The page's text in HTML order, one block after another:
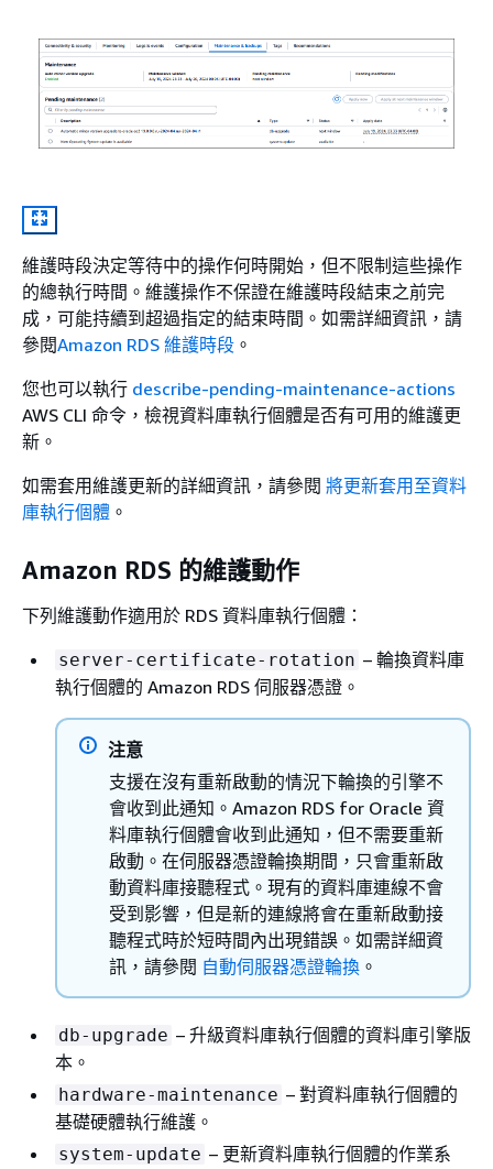
維護時段決定等待中的操作何時開始，但不限制這些操作
的總執行時間。維護操作不保證在維護時段結束之前完
成，可能持續到超過指定的結束時間。如需詳細資訊，請
參閱Amazon RDS 維護時段 。
您也可以執行 describe-pending-maintenance-actions
AWS CLI 命令，檢視資料庫執行個體是否有可用的維護更
新。
如需套用維護更新的詳細資訊，請參閱 將更新套用至資料
庫執行個體 。
Amazon RDS 的維護動作
下列維護動作適用於 RDS 資料庫執行個體：
server-certificate-rotation – 輪換資料庫
執行個體的 Amazon RDS 伺服器憑證。
注意
支援在沒有重新啟動的情況下輪換的引擎不
會收到此通知。Amazon RDS for Oracle 資
料庫執行個體會收到此通知，但不需要重新
啟動。在伺服器憑證輪換期間，只會重新啟
動資料庫接聽程式。現有的資料庫連線不會
受到影響，但是新的連線將會在重新啟動接
聽程式時於短時間內出現錯誤。如需詳細資
訊，請參閱 自動伺服器憑證輪換 。
db-upgrade – 升級資料庫執行個體的資料庫引擎版
本。
hardware-maintenance – 對資料庫執行個體的
基礎硬體執行維護。
system-update – 更新資料庫執行個體的作業系